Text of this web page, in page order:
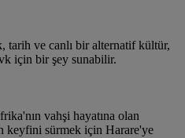
tarih ve canlı bir alternatif kültür,
için bir şey sunabilir.
vahşi hayatına olan
keyfini sürmek için Harare'ye